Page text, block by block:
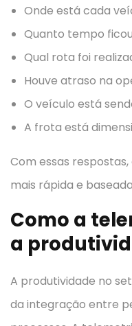
Onde está cada
Quanto tempo
Qual rota foi
Houve atraso na
O veículo está
A frota está
Com essas
mais rápida e
Como a
a
A produtividade no
da integração entre